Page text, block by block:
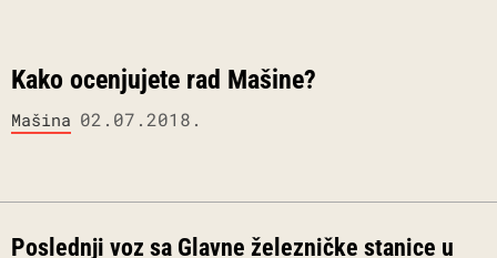
Kako ocenjujete rad Mašine?
Mašina 02.07.2018.
Poslednji voz sa Glavne železničke stanice u